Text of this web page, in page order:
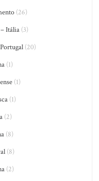
(26)
Itália (3)
(20)
(1)
(1)
(1)
(2)
(8)
(8)
(2)